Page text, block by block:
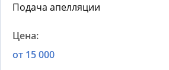
Подача апелляции
от 15 000